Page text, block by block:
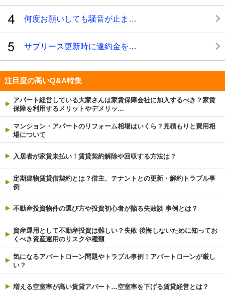
何度お願いしても騒音が止ま…
サブリース更新時に違約金を…
注目度の高いQ&A特集
アパート経営している大家さんは家賃保障会社に加入するべき？家賃
保障を利用するメリットやデメリッ…
マンション・アパートのリフォーム相場はいくら？見積もりと費用相
場について
入居者が家賃未払い！賃貸契約解除や回収する方法は？
定期建物賃貸借契約とは？借主、テナントとの更新・解約トラブル事
例
不動産投資物件の選び方や投資初心者が陥る失敗談 事例とは？
資産運用として不動産投資は難しい？失敗 後悔しないために知ってお
くべき資産運用のリスクや種類
気になるアパートローン問題やトラブル事例！アパートローンが厳し
い？
増える空室率が高い賃貸アパート…空室率を下げる賃貸経営とは？